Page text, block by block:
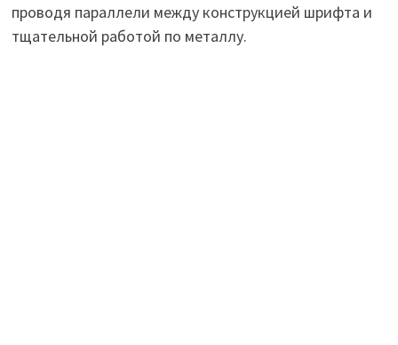
проводя параллели между конструкцией шрифта и
тщательной работой по металлу.